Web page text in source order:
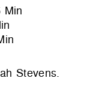
Min
Stevens.